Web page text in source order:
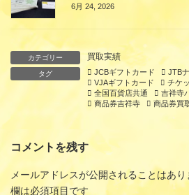
6月 24, 2026
カテゴリー 買取実績
タグ JCBギフトカード
JTB
VJAギフトカード
チケ
全国百貨店共通
吉祥寺
商品券吉祥寺
商品券買
コメントを残す
メールアドレスが公開されることはあり
欄は必須項目です